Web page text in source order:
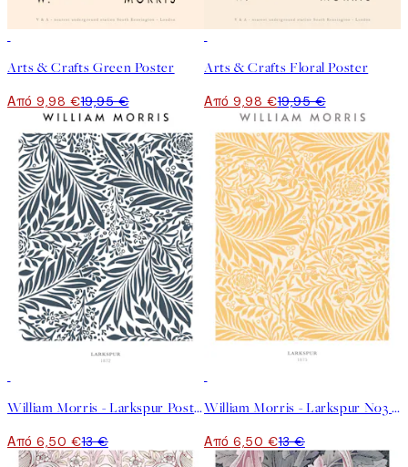
Arts & Crafts Green Poster
Από 9,98 €19,95 €
Arts & Crafts Floral Poster
Από 9,98 €19,95 €
William Morris - Larkspur Poster
Από 6,50 €13 €
William Morris - Larkspur No3 Poster
Από 6,50 €13 €